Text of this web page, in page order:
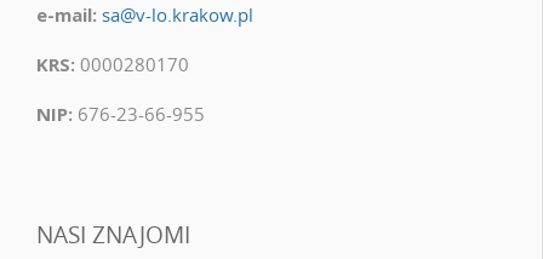
e-mail: sa@v-lo.krakow.pl
KRS: 0000280170
NIP: 676-23-66-955
NASI ZNAJOMI